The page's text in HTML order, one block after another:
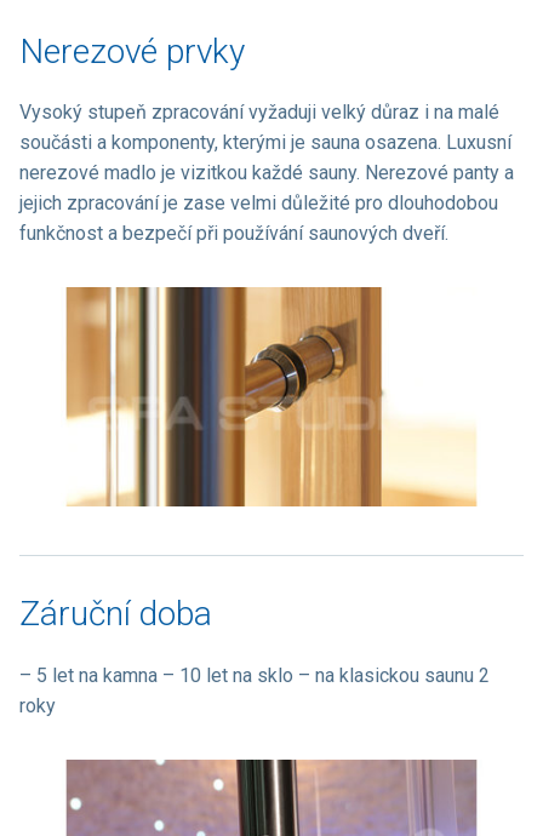
Nerezové prvky
Vysoký stupeň zpracování vyžaduji velký důraz i na malé
součásti a komponenty, kterými je sauna osazena. Luxusní
nerezové madlo je vizitkou každé sauny. Nerezové panty a
jejich zpracování je zase velmi důležité pro dlouhodobou
funkčnost a bezpečí při používání saunových dveří.
Záruční doba
– 5 let na kamna – 10 let na sklo – na klasickou saunu 2
roky